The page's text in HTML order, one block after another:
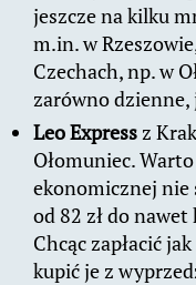
jeszcze na kilku
m.in. w
Czechach, np. w
zarówno dzienne,
Leo Expressz
Ołomuniec.
ekonomicznej nie
od 82 zł do
Chcąc zapłacić
kupić je z